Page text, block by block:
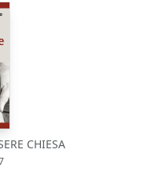
CHIESA